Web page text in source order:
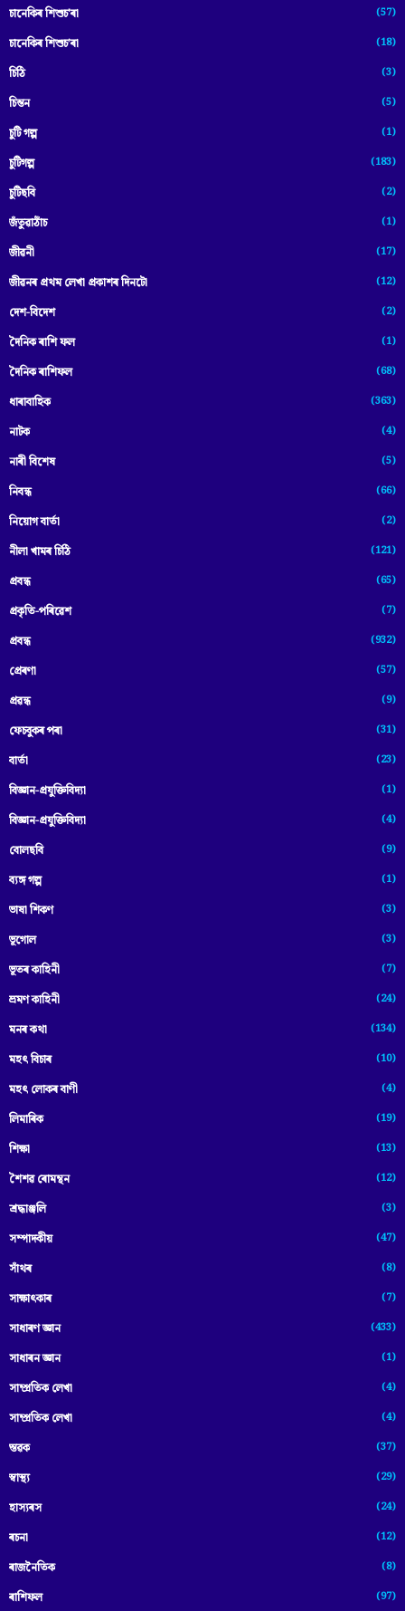
চানেকিৰ শিশুচ'ৰা (57)
চানেকিৰ শিশুচ’ৰা (18)
চিঠি (3)
চিন্তন (5)
চুটি গল্প (1)
চুটিগল্প (183)
চুটিছবি (2)
জঁতুৱাঠাঁচ (1)
জীৱনী (17)
জীৱনৰ প্ৰথম লেখা প্ৰকাশৰ দিনটো (12)
দেশ-বিদেশ (2)
দৈনিক ৰাশি ফল (1)
দৈনিক ৰাশিফল (68)
ধাৰাবাহিক (363)
নাটক (4)
নাৰী বিশেষ (5)
নিবন্ধ (66)
নিয়োগ বাৰ্তা (2)
নীলা খামৰ চিঠি (121)
প্রবন্ধ (65)
প্ৰকৃতি-পৰিৱেশ (7)
প্ৰবন্ধ (932)
প্ৰেৰণা (57)
প্ৰৱন্ধ (9)
ফেচবুকৰ পৰা (31)
বাৰ্তা (23)
বিজ্ঞান-প্রযুক্তিবিদ্যা (1)
বিজ্ঞান-প্ৰযুক্তিবিদ্যা (4)
বোলছবি (9)
ব্যঙ্গ গল্প (1)
ভাষা শিকণ (3)
ভূগোল (3)
ভূতৰ কাহিনী (7)
ভ্ৰমণ কাহিনী (24)
মনৰ কথা (134)
মহৎ বিচাৰ (10)
মহৎ লোকৰ বাণী (4)
লিমাৰিক (19)
শিক্ষা (13)
শৈশৱ ৰোমন্থন (12)
শ্ৰদ্ধাঞ্জলি (3)
সম্পাদকীয় (47)
সাঁথৰ (8)
সাক্ষাৎকাৰ (7)
সাধাৰণ জ্ঞান (433)
সাধাৰন জ্ঞান (1)
সাম্প্রতিক লেখা (4)
সাম্প্ৰতিক লেখা (4)
স্তৱক (37)
স্বাস্থ্য (29)
হাস্যৰস (24)
ৰচনা (12)
ৰাজনৈতিক (8)
ৰাশিফল (97)